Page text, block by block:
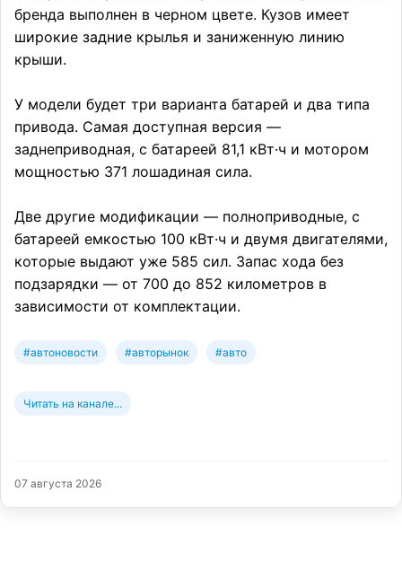
бренда выполнен в черном цвете. Кузов имеет
широкие задние крылья и заниженную линию
крыши.
У модели будет три варианта батарей и два типа
привода. Самая доступная версия —
заднеприводная, с батареей 81,1 кВт·ч и мотором
мощностью 371 лошадиная сила.
Две другие модификации — полноприводные, с
батареей емкостью 100 кВт·ч и двумя двигателями,
которые выдают уже 585 сил. Запас хода без
подзарядки — от 700 до 852 километров в
зависимости от комплектации.
#автоновости #авторынок #авто
Читать на канале...
07 августа 2026